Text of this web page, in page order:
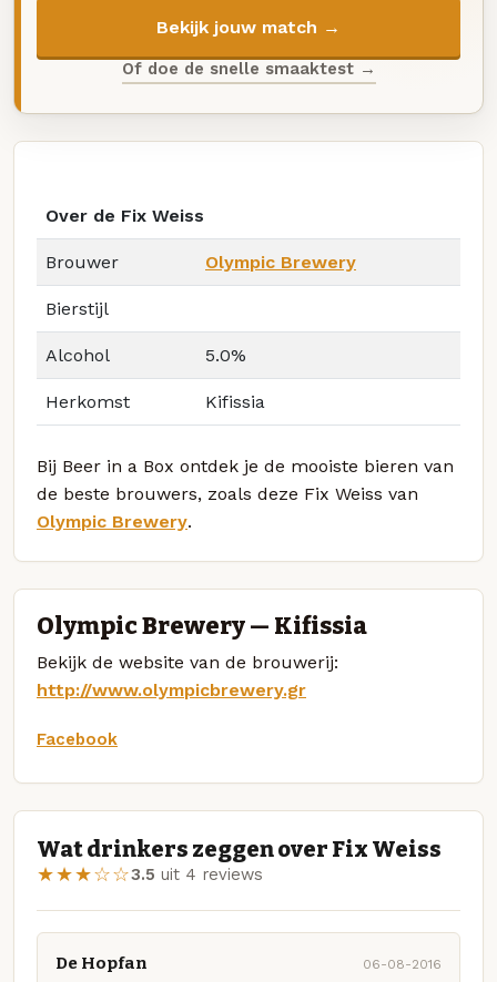
Bekijk jouw match →
Of doe de snelle smaaktest →
Over de Fix Weiss
Brouwer Olympic Brewery
Bierstijl
Alcohol 5.0%
Herkomst Kifissia
Bij Beer in a Box ontdek je de mooiste bieren van
de beste brouwers, zoals deze Fix Weiss van
Olympic Brewery.
Olympic Brewery — Kifissia
Bekijk de website van de brouwerij:
http://www.olympicbrewery.gr
Facebook
Wat drinkers zeggen over Fix Weiss
★★★☆☆3.5 uit 4 reviews
De Hopfan 06-08-2016